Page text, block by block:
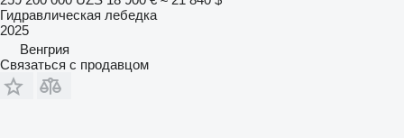
Гидравлическая лебедка
2025
Венгрия
Связаться с продавцом